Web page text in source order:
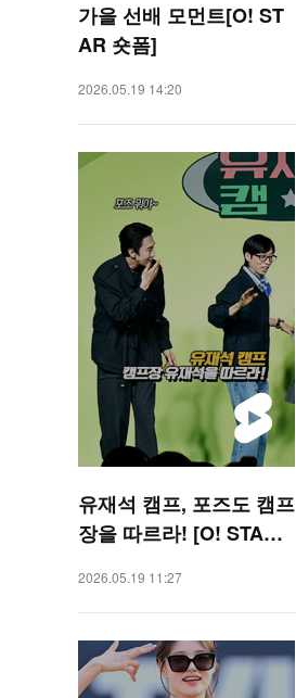
가을 선배 모먼트[O! ST
AR 숏폼]
2026.05.19 14:20
유재석 캠프, 포즈도 캠프
장을 따르라! [O! STAR
2026.05.19 11:27